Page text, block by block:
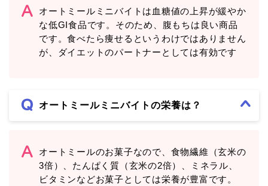
オートミールミニバイトは血糖値の上昇が緩やか
な低GI食品です。そのため、腹もちは良い商品
です。食べたら痩せるというわけではありません
が、ダイエットのパートナーとしては有効です
オートミールミニバイトの栄養は？
オートミールのお菓子なので、食物繊維（玄米の
3倍）、たんぱく質（玄米の2倍）、ミネラル、
ビタミンなどお菓子としては栄養が豊富です。